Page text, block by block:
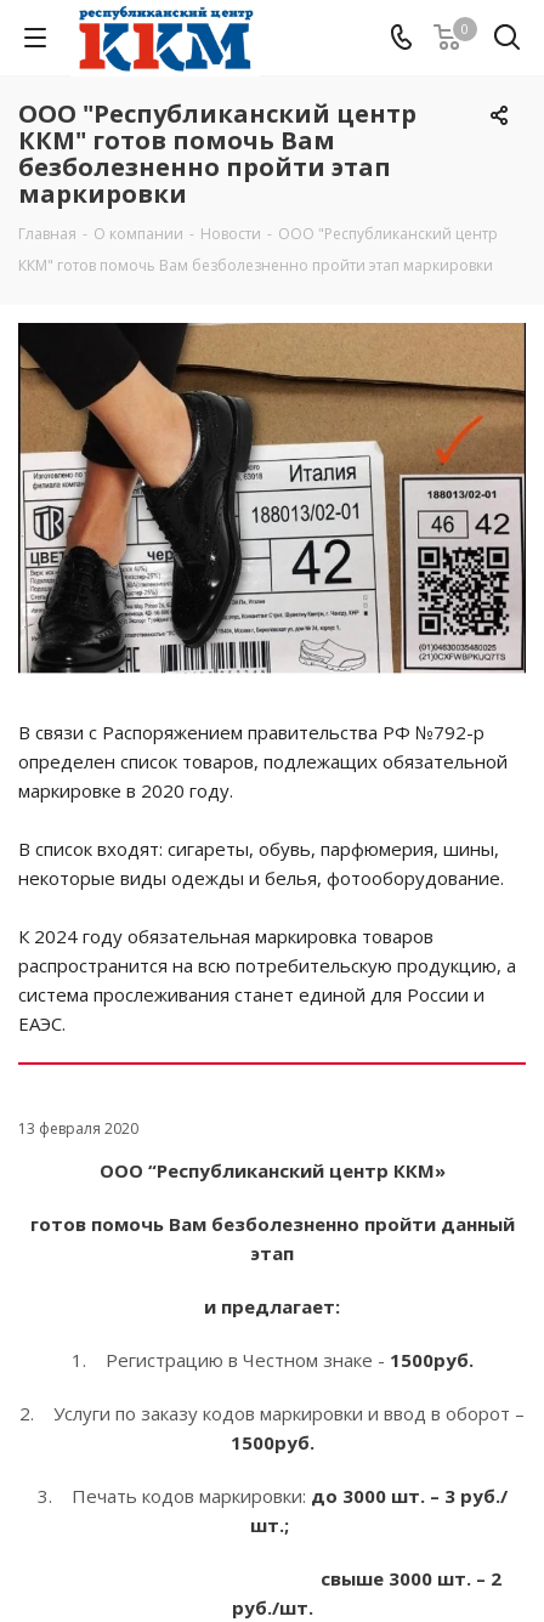
0
ООО "Республиканский центр
ККМ" готов помочь Вам
безболезненно пройти этап
маркировки
Главная - О компании - Новости - ООО "Республиканский центр
ККМ" готов помочь Вам безболезненно пройти этап маркировки
В связи с Распоряжением правительства РФ №792-р
определен список товаров, подлежащих обязательной
маркировке в 2020 году.
В список входят: сигареты, обувь, парфюмерия, шины,
некоторые виды одежды и белья, фотооборудование.
К 2024 году обязательная маркировка товаров
распространится на всю потребительскую продукцию, а
система прослеживания станет единой для России и
ЕАЭС.
13 февраля 2020
ООО “Республиканский центр ККМ»
готов помочь Вам безболезненно пройти данный
этап
и предлагает:
1. Регистрацию в Честном знаке - 1500руб.
2. Услуги по заказу кодов маркировки и ввод в оборот –
1500руб.
3. Печать кодов маркировки: до 3000 шт. – 3 руб./
шт.;
свыше 3000 шт. – 2
руб./шт.